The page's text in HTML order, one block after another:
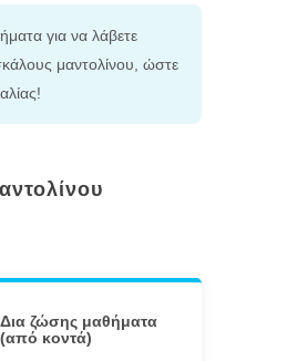
για να λάβετε
μαντολίνου, ώστε
Δια ζώσης μαθήματα
(από κοντά)